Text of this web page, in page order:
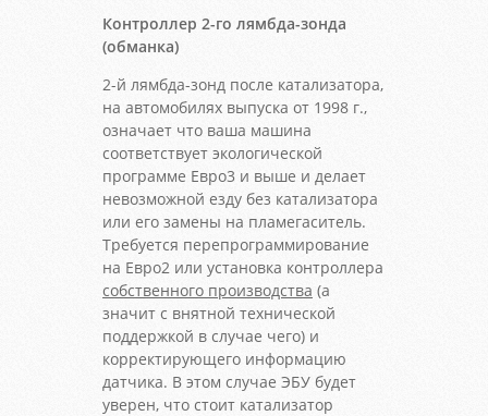
Контроллер 2-го лямбда-зонда
(обманка)
2-й лямбда-зонд после катализатора,
на автомобилях выпуска от 1998 г.,
означает что ваша машина
соответствует экологической
программе Евро3 и выше и делает
невозможной езду без катализатора
или его замены на пламегаситель.
Требуется перепрограммирование
на Евро2 или установка контроллера
собственного производства (а
значит с внятной технической
поддержкой в случае чего) и
корректирующего информацию
датчика. В этом случае ЭБУ будет
уверен, что стоит катализатор